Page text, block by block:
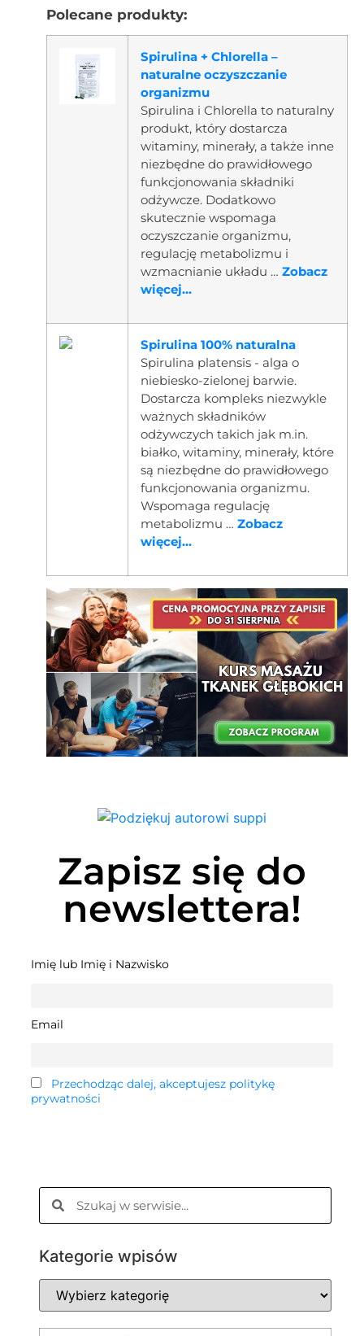
Polecane produkty:
Spirulina + Chlorella –
naturalne oczyszczanie
organizmu
Spirulina i Chlorella to naturalny
produkt, który dostarcza
witaminy, minerały, a także inne
niezbędne do prawidłowego
funkcjonowania składniki
odżywcze. Dodatkowo
skutecznie wspomaga
oczyszczanie organizmu,
regulację metabolizmu i
wzmacnianie układu … Zobacz
więcej...
Spirulina 100% naturalna
Spirulina platensis - alga o
niebiesko-zielonej barwie.
Dostarcza kompleks niezwykle
ważnych składników
odżywczych takich jak m.in.
białko, witaminy, minerały, które
są niezbędne do prawidłowego
funkcjonowania organizmu.
Wspomaga regulację
metabolizmu … Zobacz
więcej...
Zapisz się do
newslettera!
Imię lub Imię i Nazwisko
Email
Przechodząc dalej, akceptujesz politykę
prywatności
Kategorie wpisów